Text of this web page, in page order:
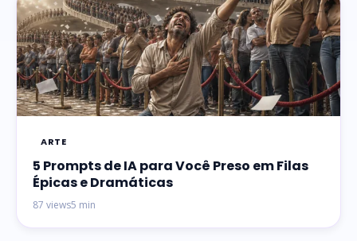
ARTE
5 Prompts de IA para Você Preso em Filas
Épicas e Dramáticas
87 views5 min